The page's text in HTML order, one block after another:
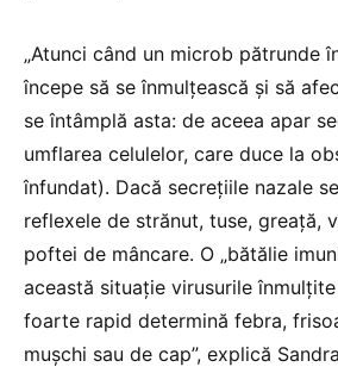
„Atunci când un microb pătrunde
începe să se înmulțească și să
se întâmplă asta: de aceea apar
umflarea celulelor, care duce la
înfundat). Dacă secrețiile nazale
reflexele de strănut, tuse, greață,
poftei de mâncare. O „bătălie
această situație virusurile
foarte rapid determină febra,
mușchi sau de cap”, explică